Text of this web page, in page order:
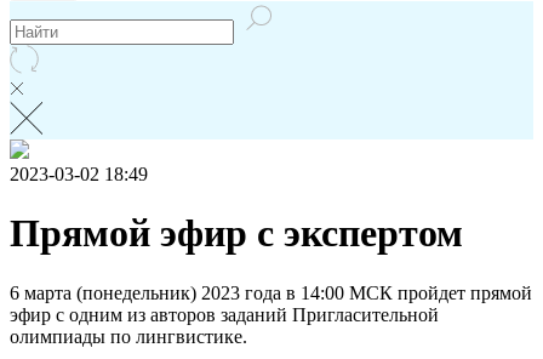
2023-03-02 18:49
Прямой эфир с экспертом
6 марта (понедельник) 2023 года в 14:00 МСК пройдет прямой
эфир с одним из авторов заданий Пригласительной
олимпиады по лингвистике.